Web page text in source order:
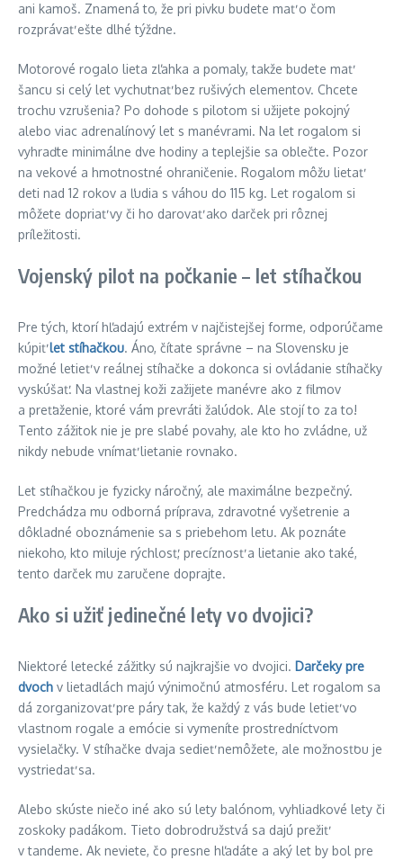
ani kamoš. Znamená to, že pri pivku budete mať o čom
rozprávať ešte dlhé týždne.
Motorové rogalo lieta zľahka a pomaly, takže budete mať
šancu si celý let vychutnať bez rušivých elementov. Chcete
trochu vzrušenia? Po dohode s pilotom si užijete pokojný
alebo viac adrenalínový let s manévrami. Na let rogalom si
vyhraďte minimálne dve hodiny a teplejšie sa oblečte. Pozor
na vekové a hmotnostné ohraničenie. Rogalom môžu lietať
deti nad 12 rokov a ľudia s váhou do 115 kg. Let rogalom si
môžete dopriať vy či ho darovať ako darček pri rôznej
príležitosti.
Vojenský pilot na počkanie – let stíhačkou
Pre tých, ktorí hľadajú extrém v najčistejšej forme, odporúčame
kúpiťlet stíhačkou. Áno, čítate správne – na Slovensku je
možné letieť v reálnej stíhačke a dokonca si ovládanie stíhačky
vyskúšať. Na vlastnej koži zažijete manévre ako z filmov
a preťaženie, ktoré vám prevráti žalúdok. Ale stojí to za to!
Tento zážitok nie je pre slabé povahy, ale kto ho zvládne, už
nikdy nebude vnímať lietanie rovnako.
Let stíhačkou je fyzicky náročný, ale maximálne bezpečný.
Predchádza mu odborná príprava, zdravotné vyšetrenie a
dôkladné oboznámenie sa s priebehom letu. Ak poznáte
niekoho, kto miluje rýchlosť, precíznosť a lietanie ako také,
tento darček mu zaručene doprajte.
Ako si užiť jedinečné lety vo dvojici?
Niektoré letecké zážitky sú najkrajšie vo dvojici. Darčeky pre
dvoch v lietadlách majú výnimočnú atmosféru. Let rogalom sa
dá zorganizovať pre páry tak, že každý z vás bude letieť vo
vlastnom rogale a emócie si vymeníte prostredníctvom
vysielačky. V stíhačke dvaja sedieť nemôžete, ale možnosťou je
vystriedať sa.
Alebo skúste niečo iné ako sú lety balónom, vyhliadkové lety či
zoskoky padákom. Tieto dobrodružstvá sa dajú prežiť
v tandeme. Ak neviete, čo presne hľadáte a aký let by bol pre